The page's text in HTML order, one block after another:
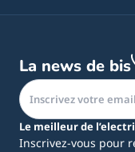
La news de bis
Le meilleur de
Inscrivez-vous pour